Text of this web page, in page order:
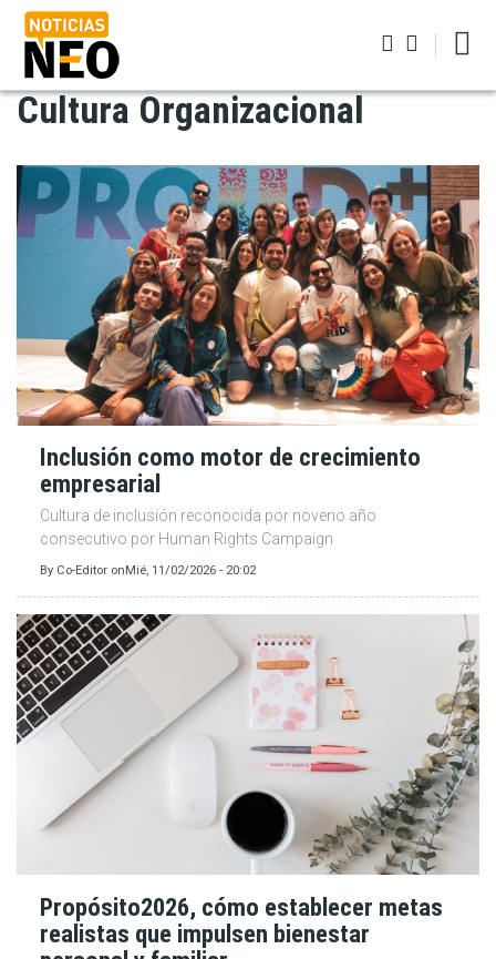
Pasar
contenido
principal
Iniciar sesión
Cultura Organizacional
Inclusión como motor de crecimiento
empresarial
Cultura de inclusión reconocida por noveno año
consecutivo por Human Rights Campaign
By Co-Editor on Mié, 11/02/2026 - 20:02
Propósito2026, cómo establecer metas
realistas que impulsen bienestar